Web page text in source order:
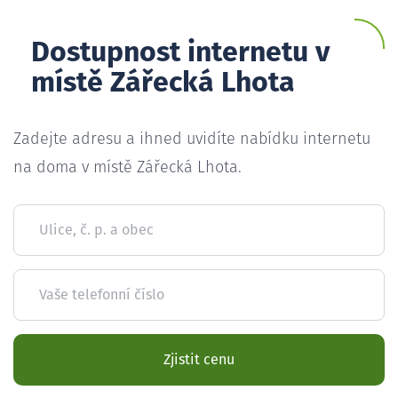
Dostupnost internetu v
místě Zářecká Lhota
Zadejte adresu a ihned uvidíte nabídku internetu
na doma v místě Zářecká Lhota.
Ulice, č. p. a obec
Vaše telefonní číslo
Zjistit cenu